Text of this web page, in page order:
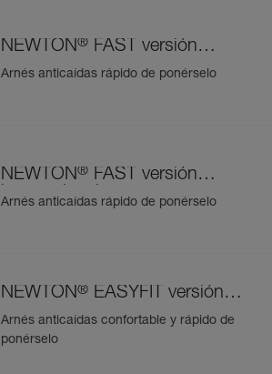
NEWTON® FAST versión
europea
Arnés anticaídas rápido de ponérselo
NEWTON® FAST versión
internacional
Arnés anticaídas rápido de ponérselo
NEWTON® EASYFIT versión
europea
Arnés anticaídas confortable y rápido de
ponérselo